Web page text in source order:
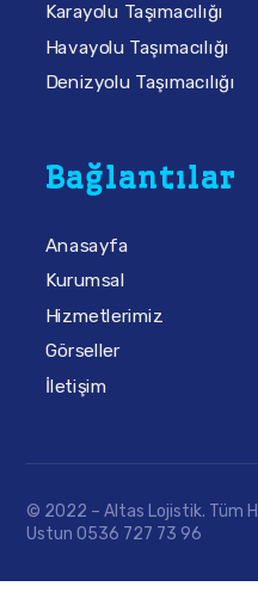
Karayolu Taşımacılığı
Havayolu Taşımacılığı
Denizyolu Taşımacılığı
Bağlantılar
Anasayfa
Kurumsal
Hizmetlerimiz
Görseller
İletişim
© 2022 – Altas Lojistik. Tüm
Ustun 0536 727 73 96